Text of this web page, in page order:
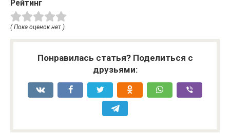
Рейтинг
( Пока оценок нет )
Понравилась статья? Поделиться с
друзьями: